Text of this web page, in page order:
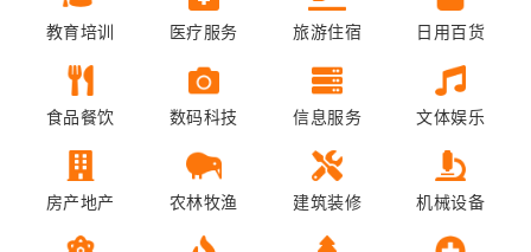
教育培训 医疗服务 旅游住宿 日用百货
食品餐饮 数码科技 信息服务 文体娱乐
房产地产 农林牧渔 建筑装修 机械设备